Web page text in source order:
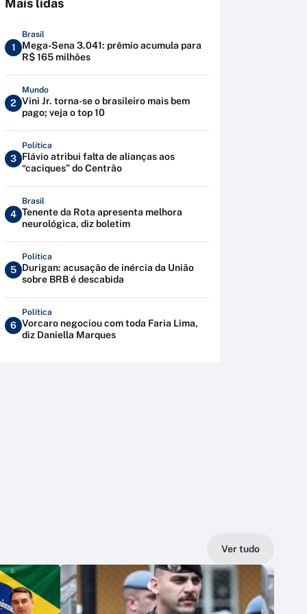
Mais lidas
1
Brasil
Mega-Sena 3.041: prêmio acumula para
R$ 165 milhões
2
Mundo
Vini Jr. torna-se o brasileiro mais bem
pago; veja o top 10
3
Política
Flávio atribui falta de alianças aos
“caciques” do Centrão
4
Brasil
Tenente da Rota apresenta melhora
neurológica, diz boletim
5
Política
Durigan: acusação de inércia da União
sobre BRB é descabida
6
Política
Vorcaro negociou com toda Faria Lima,
diz Daniella Marques
Ver tudo